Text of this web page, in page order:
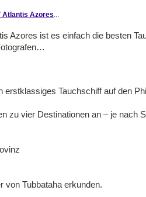
Atlantis Azores...
Azores ist es einfach die besten
erstklassiges Tauchschiff auf den
zu vier Destinationen an – je nach
von Tubbataha erkunden.